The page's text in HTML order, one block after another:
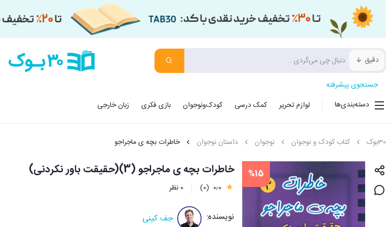
دقیق
جستجوی پیشرفته
دسته‌بندی‌ها
لوازم تحریر کمک درسی کودک‌ونوجوان بازی فکری زبان خارجی
30بوک کتاب کودک و نوجوان نوجوان داستان نوجوان خاطرات بچه ی ماجراجو
%15 خاطرات بچه ی ماجراجو (3)(حقیقت باور نکردنی)
0٫0 (0) 0 نظر
نویسنده: جف کینی